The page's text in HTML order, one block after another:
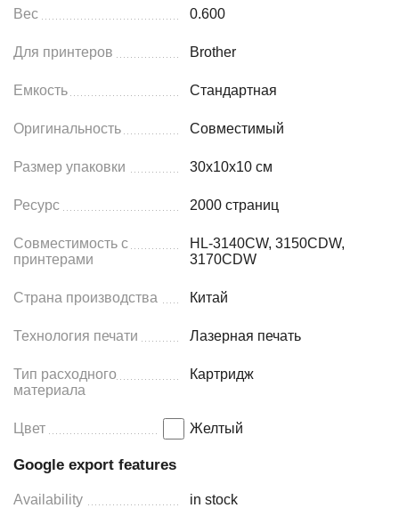
Вес 0.600
Для принтеров Brother
Емкость Стандартная
Оригинальность Совместимый
Размер упаковки 30x10x10 см
Ресурс 2000 страниц
Совместимость с
принтерами
HL-3140CW, 3150CDW,
3170CDW
Страна производства Китай
Технология печати Лазерная печать
Тип расходного
материала
Картридж
Цвет Желтый
Google export features
Availability in stock